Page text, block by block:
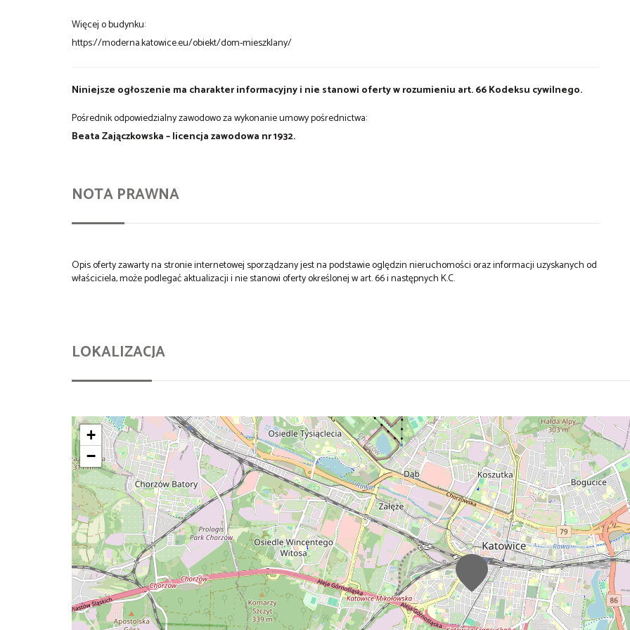
Więcej o budynku:
https://moderna.katowice.eu/obiekt/dom-mieszklany/
Niniejsze ogłoszenie ma charakter informacyjny i nie stanowi oferty w rozumieniu art. 66 Kodeksu cywilnego.
Pośrednik odpowiedzialny zawodowo za wykonanie umowy pośrednictwa:
Beata Zajączkowska – licencja zawodowa nr 1932.
NOTA PRAWNA
Opis oferty zawarty na stronie internetowej sporządzany jest na podstawie oględzin nieruchomości oraz informacji uzyskanych od
właściciela, może podlegać aktualizacji i nie stanowi oferty określonej w art. 66 i następnych K.C.
LOKALIZACJA
+
−